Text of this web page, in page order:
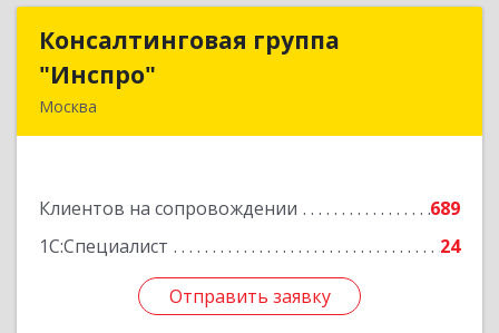
Консалтинговая группа
"Инспро"
Москва
Клиентов на сопровождении
689
1С:Специалист
24
Отправить заявку
Консалтинговая группа
Подробнее
Отправить заявку